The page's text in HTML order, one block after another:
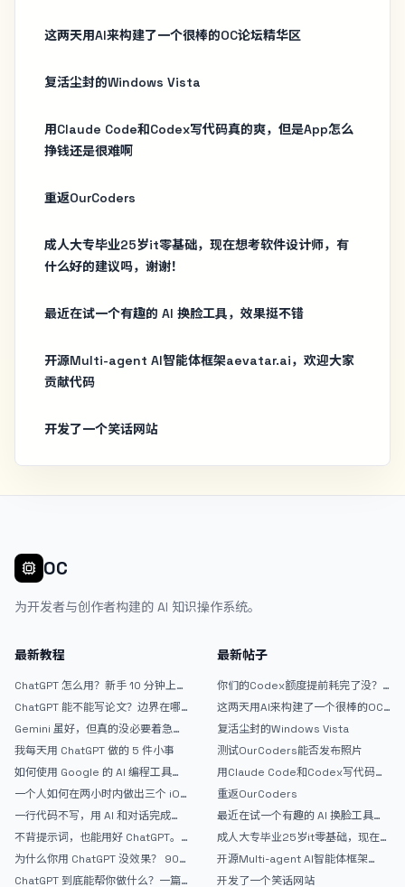
这两天用AI来构建了一个很棒的OC论坛精华区
复活尘封的Windows Vista
用Claude Code和Codex写代码真的爽，但是App怎么
挣钱还是很难啊
重返OurCoders
成人大专毕业25岁it零基础，现在想考软件设计师，有
什么好的建议吗，谢谢！
最近在试一个有趣的 AI 换脸工具，效果挺不错
开源Multi-agent AI智能体框架aevatar.ai，欢迎大家
贡献代码
开发了一个笑话网站
OC
为开发者与创作者构建的 AI 知识操作系统。
最新教程
ChatGPT 怎么用？新手 10 分钟上手
ChatGPT 能不能写论文？边界在哪
Gemini 虽好，但真的没必要着急放
弃 ChatGPT
我每天用 ChatGPT 做的 5 件小事
如何使用 Google 的 AI 编程工具
AntiGravity：独立开发者的新时代
武器
一个人如何在两小时内做出三个 iOS
APP？｜AntiGravity + Gemini 3 实
战完整记录
一行代码不写，用 AI 和对话完成一
个完整网站：《图书天堂》实战记录
不背提示词，也能用好 ChatGPT。
一个万能提问模板
为什么你用 ChatGPT 没效果？ 90%
的人第一步就问错了
ChatGPT 到底能帮你做什么？一篇
最新帖子
你们的Codex额度提前耗完了没？
戒断反应如何？
这两天用AI来构建了一个很棒的OC
论坛精华区
复活尘封的Windows Vista
测试OurCoders能否发布照片
用Claude Code和Codex写代码真
的爽，但是App怎么挣钱还是很难啊
重返OurCoders
最近在试一个有趣的 AI 换脸工具，
效果挺不错
成人大专毕业25岁it零基础，现在想
考软件设计师，有什么好的建议吗，
谢谢！
开源Multi-agent AI智能体框架
aevatar.ai，欢迎大家贡献代码
开发了一个笑话网站